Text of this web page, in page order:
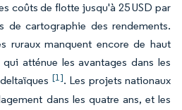
coûts de flotte jusqu'à 25 USD par
de cartographie des rendements.
ruraux manquent encore de haut
atténue les avantages dans les
[1]. Les projets nationaux
dans les quatre ans, et les